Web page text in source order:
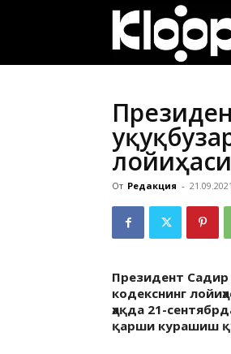
От Редакция - 21.09.2021
Президент Садир
кодекснинг
ҳақда 21-
қарши курашиш